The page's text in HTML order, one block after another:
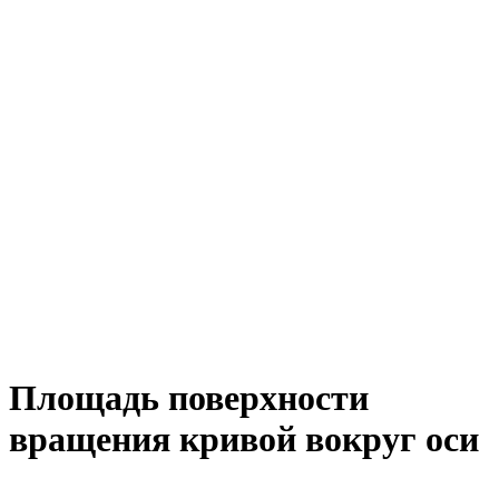
Площадь поверхности
вращения кривой вокруг оси